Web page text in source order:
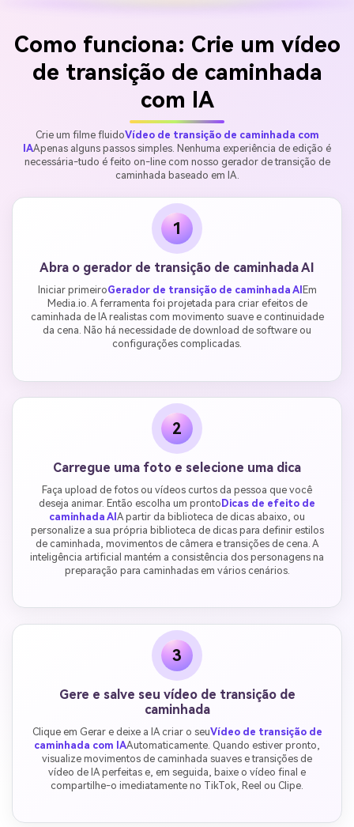
Como funciona: Crie um vídeo
de transição de caminhada
com IA
Crie um filme fluidoVídeo de transição de caminhada com
IAApenas alguns passos simples. Nenhuma experiência de edição é
necessária-tudo é feito on-line com nosso gerador de transição de
caminhada baseado em IA.
1
Abra o gerador de transição de caminhada AI
Iniciar primeiroGerador de transição de caminhada AI Em
Media.io. A ferramenta foi projetada para criar efeitos de
caminhada de IA realistas com movimento suave e continuidade
da cena. Não há necessidade de download de software ou
configurações complicadas.
2
Carregue uma foto e selecione uma dica
Faça upload de fotos ou vídeos curtos da pessoa que você
deseja animar. Então escolha um pronto Dicas de efeito de
caminhada AI A partir da biblioteca de dicas abaixo, ou
personalize a sua própria biblioteca de dicas para definir estilos
de caminhada, movimentos de câmera e transições de cena. A
inteligência artificial mantém a consistência dos personagens na
preparação para caminhadas em vários cenários.
3
Gere e salve seu vídeo de transição de
caminhada
Clique em Gerar e deixe a IA criar o seuVídeo de transição de
caminhada com IAAutomaticamente. Quando estiver pronto,
visualize movimentos de caminhada suaves e transições de
vídeo de IA perfeitas e, em seguida, baixe o vídeo final e
compartilhe-o imediatamente no TikTok, Reel ou Clipe.